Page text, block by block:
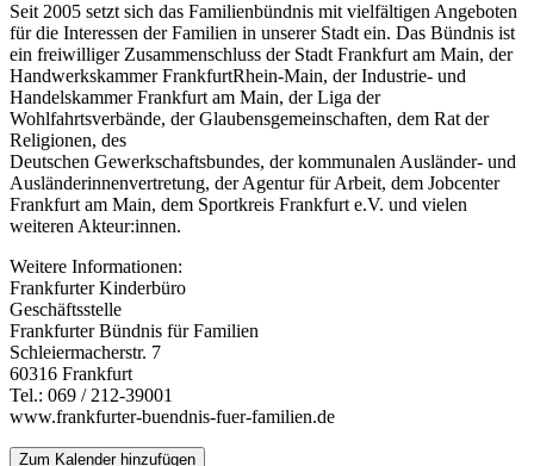
Seit 2005 setzt sich das Familienbündnis mit vielfältigen Angeboten
für die Interessen der Familien in unserer Stadt ein. Das Bündnis ist
ein freiwilliger Zusammenschluss der Stadt Frankfurt am Main, der
Handwerkskammer FrankfurtRhein-Main, der Industrie- und
Handelskammer Frankfurt am Main, der Liga der
Wohlfahrtsverbände, der Glaubensgemeinschaften, dem Rat der
Religionen, des
Deutschen Gewerkschaftsbundes, der kommunalen Ausländer- und
Ausländerinnenvertretung, der Agentur für Arbeit, dem Jobcenter
Frankfurt am Main, dem Sportkreis Frankfurt e.V. und vielen
weiteren Akteur:innen.
Weitere Informationen:
Frankfurter Kinderbüro
Geschäftsstelle
Frankfurter Bündnis für Familien
Schleiermacherstr. 7
60316 Frankfurt
Tel.: 069 / 212-39001
www.frankfurter-buendnis-fuer-familien.de
Zum Kalender hinzufügen